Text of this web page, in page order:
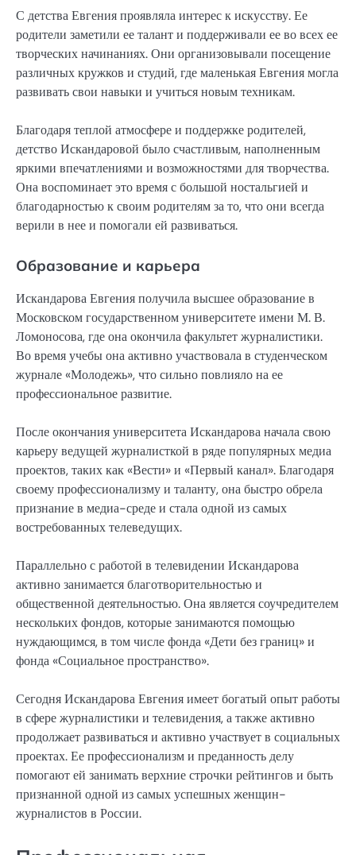
С детства Евгения проявляла интерес к искусству. Ее
родители заметили ее талант и поддерживали ее во всех ее
творческих начинаниях. Они организовывали посещение
различных кружков и студий, где маленькая Евгения могла
развивать свои навыки и учиться новым техникам.
Благодаря теплой атмосфере и поддержке родителей,
детство Искандаровой было счастливым, наполненным
яркими впечатлениями и возможностями для творчества.
Она воспоминает это время с большой ностальгией и
благодарностью к своим родителям за то, что они всегда
верили в нее и помогали ей развиваться.
Образование и карьера
Искандарова Евгения получила высшее образование в
Московском государственном университете имени М. В.
Ломоносова, где она окончила факультет журналистики.
Во время учебы она активно участвовала в студенческом
журнале «Молодежь», что сильно повлияло на ее
профессиональное развитие.
После окончания университета Искандарова начала свою
карьеру ведущей журналисткой в ряде популярных медиа
проектов, таких как «Вести» и «Первый канал». Благодаря
своему профессионализму и таланту, она быстро обрела
признание в медиа-среде и стала одной из самых
востребованных телеведущих.
Параллельно с работой в телевидении Искандарова
активно занимается благотворительностью и
общественной деятельностью. Она является соучредителем
нескольких фондов, которые занимаются помощью
нуждающимся, в том числе фонда «Дети без границ» и
фонда «Социальное пространство».
Сегодня Искандарова Евгения имеет богатый опыт работы
в сфере журналистики и телевидения, а также активно
продолжает развиваться и активно участвует в социальных
проектах. Ее профессионализм и преданность делу
помогают ей занимать верхние строчки рейтингов и быть
признанной одной из самых успешных женщин-
журналистов в России.